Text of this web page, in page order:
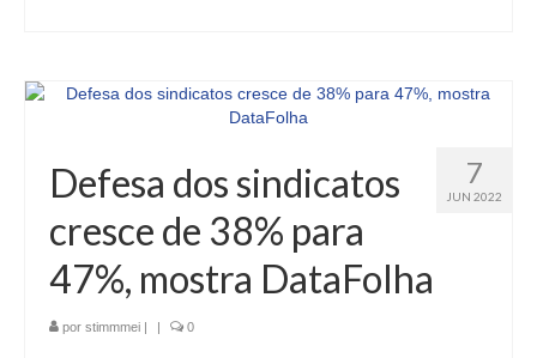
7
JUN 2022
Defesa dos sindicatos
cresce de 38% para
47%, mostra DataFolha
por stimmmei 0